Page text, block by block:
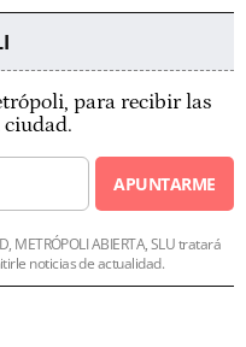
para recibir las
APUNTARME
METRÓPOLI ABIERTA, SLU tratará
noticias de actualidad.